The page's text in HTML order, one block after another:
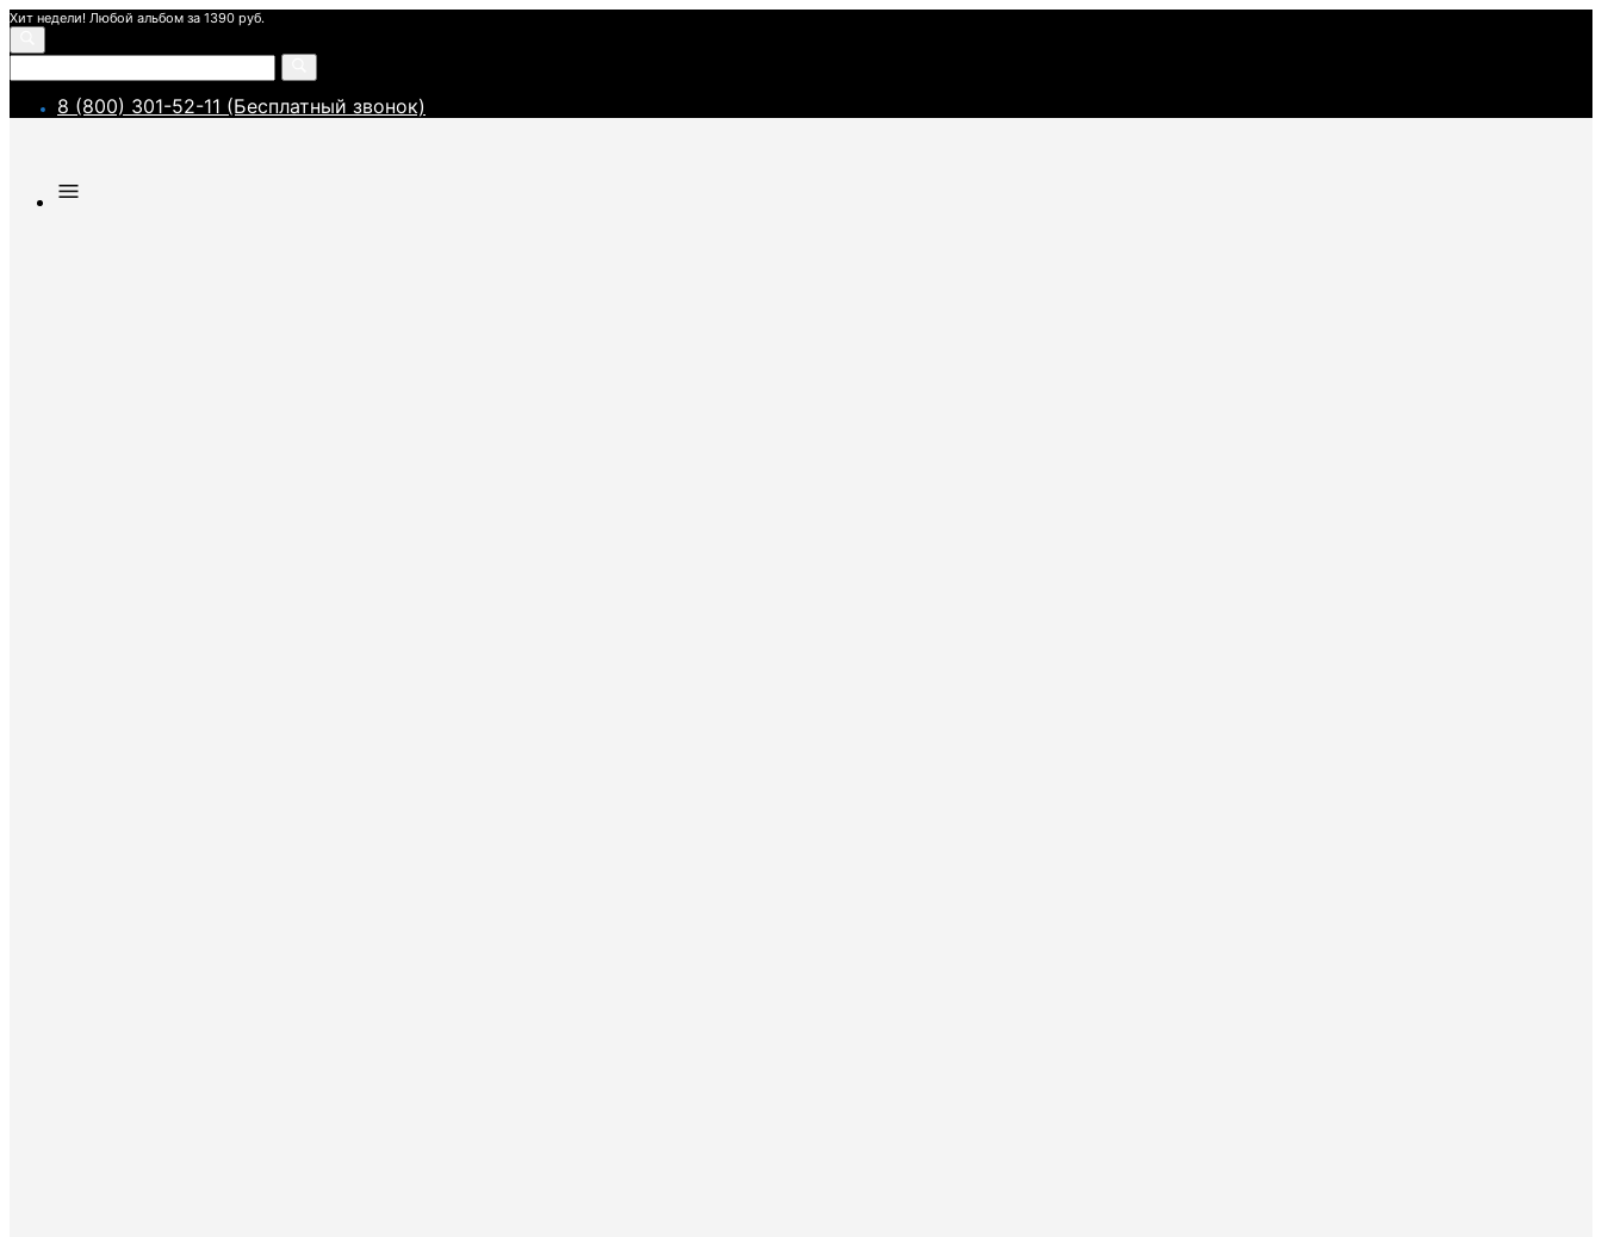
Хит недели! Любой альбом за 1390 руб.
8 (800) 301-52-11 (Бесплатный звонок)